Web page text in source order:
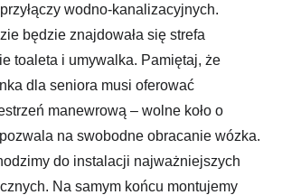
wodno-kanalizacyjnych.
będzie znajdowała się strefa
toaleta i umywalka. Pamiętaj, że
dla seniora musi oferować
manewrową – wolne koło o
na swobodne obracanie wózka.
do instalacji najważniejszych
Na samym końcu montujemy